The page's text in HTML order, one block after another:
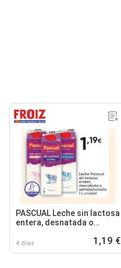
PASCUAL Leche sin lactosa
entera, desnatada o
4 días 1,19 €